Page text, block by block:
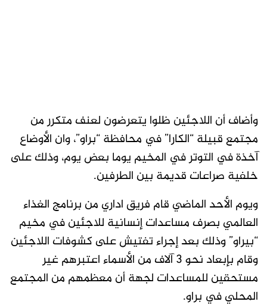
وأضاف أن اللاجئين ظلوا يتعرضون لعنف متكرر من
مجتمع قبيلة “الكارا” في محافظة “براو”، وان الأوضاع
آخذة في التوتر في المخيم يوما بعض يوم، وذلك على
خلفية صراعات قديمة بين الطرفين.
ويوم الأحد الماضي قام فريق اداري من برنامج الغذاء
العالمي بصرف مساعدات إنسانية للاجئين في مخيم
“بيراو” وذلك بعد إجراء تفتيش على كشوفات اللاجئين
وقام بإبعاد نحو 3 آلاف من الأسماء اعتبرهم غير
مستحقين للمساعدات لجهة أن معظمهم من المجتمع
المحلي في براو.